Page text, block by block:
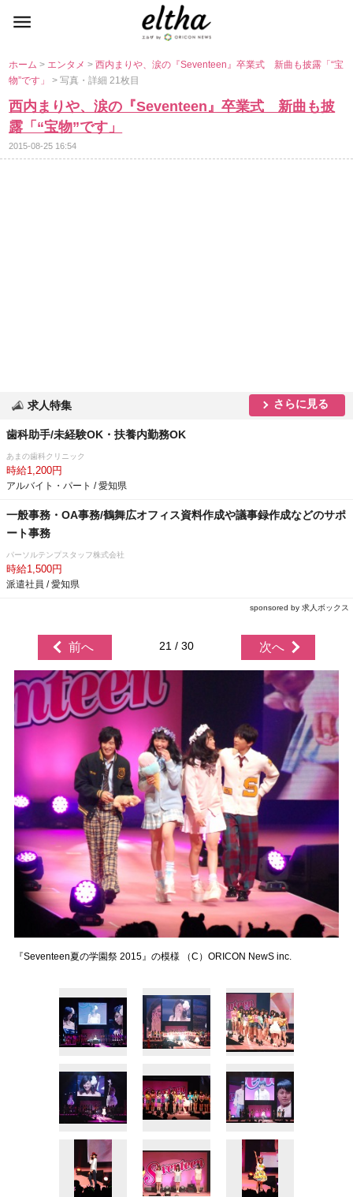
ホーム> エンタメ>西内まりや、涙の『Seventeen』卒業式 新曲も披露「“宝
物”です」> 写真・詳細 21枚目
西内まりや、涙の『Seventeen』卒業式 新曲も披
露「“宝物”です」
2015-08-25 16:54
求人特集 さらに見る
歯科助手/未経験OK・扶養内勤務OK
あまの歯科クリニック
時給1,200円
アルバイト・パート / 愛知県
一般事務・OA事務/鶴舞広オフィス資料作成や議事録作成などのサポ
ート事務
パーソルテンプスタッフ株式会社
時給1,500円
派遣社員 / 愛知県
sponsored by 求人ボックス
前へ 21 / 30 次へ
『Seventeen夏の学園祭 2015』の模様 （C）ORICON NewS inc.